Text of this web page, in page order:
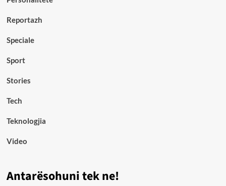
Reportazh
Speciale
Sport
Stories
Tech
Teknologjia
Video
Antarësohuni tek ne!